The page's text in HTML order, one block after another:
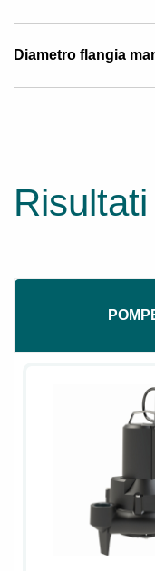
Diametro flangia